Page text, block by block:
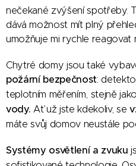
nečekané zvýšení spotřeby.
dává možnost mít plný
umožňuje mi rychle reagovat
Chytré domy jsou také
požární bezpečnost:
teplotním měřením, stejně
vody.Ať už jste kdekoliv, se
máte svůj domov neustále
Systémy osvětlení a zvuku